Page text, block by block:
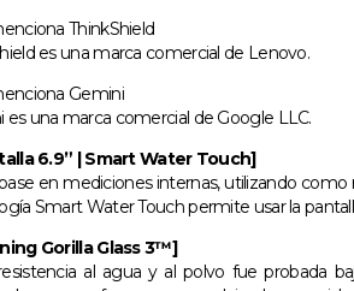
ThinkShield
es una marca comercial de Lenovo.
Gemini
es una marca comercial de Google LLC.
6.9” | Smart Water Touch]
en mediciones internas, utilizando
Smart Water Touch permite usar la
Gorilla Glass 3™]
al agua y al polvo fue probada